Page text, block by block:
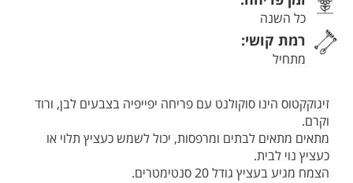
כל השנה
רמת קושי:
מתחיל
זיגוקקטוס הינו סוקולנט עם פריחה יפייפיה בצבעים לבן, ורוד
וקרם.
מתאים מתאים לבתים ומרפסות, יכול לשמש כעציץ תלוי או
כעציץ נוי לבית.
הצמח מגיע בעציץ גודל 20 סנטימטרים.